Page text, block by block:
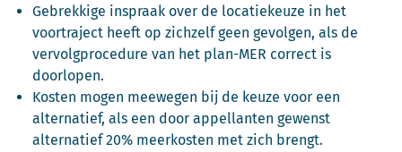
Gebrekkige inspraak over de locatiekeuze in het
voortraject heeft op zichzelf geen gevolgen, als de
vervolgprocedure van het plan-MER correct is
doorlopen.
Kosten mogen meewegen bij de keuze voor een
alternatief, als een door appellanten gewenst
alternatief 20% meerkosten met zich brengt.